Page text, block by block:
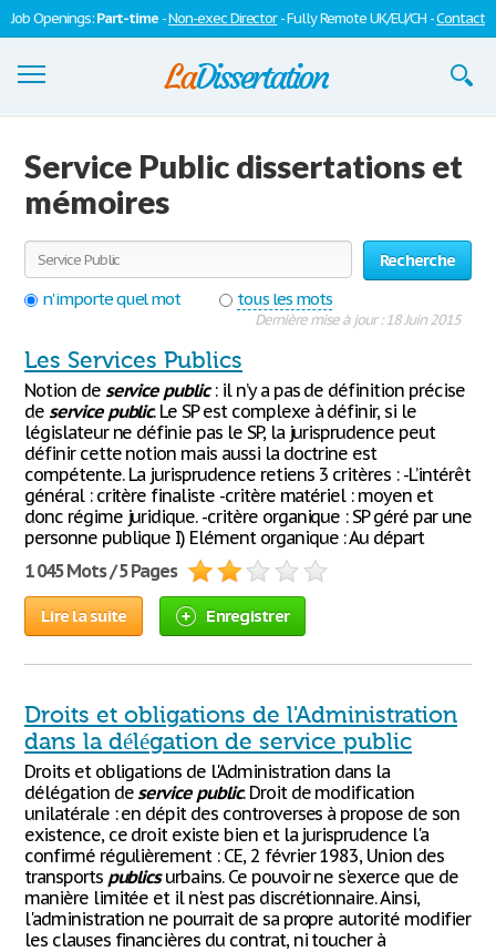
Job Openings:Part-time -Non-exec Director- Fully Remote UK/EU/CH -Contact
S'inscrire
Se connecter
Contactez-nous
Service Public dissertations et
mémoires
Recherche
n'importe quel mot
tous les mots
Dernière mise à jour : 18 Juin 2015
Les Services Publics
Notion de service public: il n’y a pas de définition précise
de service public. Le SP est complexe à définir, si le
législateur ne définie pas le SP, la jurisprudence peut
définir cette notion mais aussi la doctrine est
compétente. La jurisprudence retiens 3 critères : -L’intérêt
général : critère finaliste -critère matériel : moyen et
donc régime juridique. -critère organique : SP géré par une
personne publique I) Elément organique : Au départ
1 045 Mots / 5 Pages
Lire la suite Enregistrer
Droits et obligations de l'Administration
dans la délégation de service public
Droits et obligations de l'Administration dans la
délégation deservice public. Droit de modification
unilatérale : en dépit des controverses à propose de son
existence, ce droit existe bien et la jurisprudence l'a
confirmé régulièrement : CE, 2 février 1983, Union des
transports publicsurbains. Ce pouvoir ne s'exerce que de
manière limitée et il n'est pas discrétionnaire. Ainsi,
l'administration ne pourrait de sa propre autorité modifier
les clauses financières du contrat, ni toucher à